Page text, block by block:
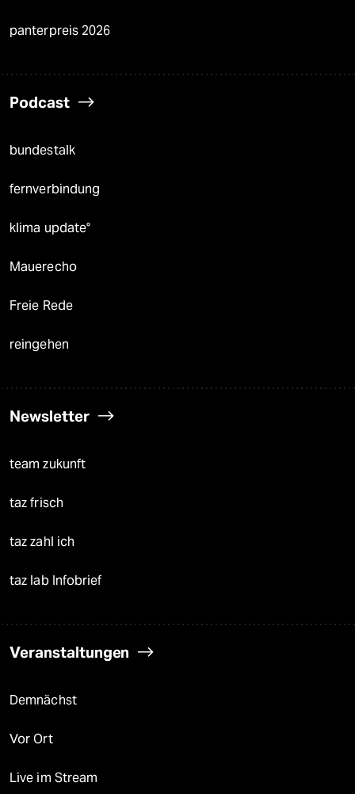
panterpreis 2026
Podcast
bundestalk
fernverbindung
klima update°
Mauerecho
Freie Rede
reingehen
Newsletter
team zukunft
taz frisch
taz zahl ich
taz lab Infobrief
Veranstaltungen
Demnächst
Vor Ort
Live im Stream